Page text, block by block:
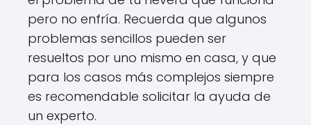
pero no enfría. Recuerda que algunos
problemas sencillos pueden ser
resueltos por uno mismo en casa, y que
para los casos más complejos siempre
es recomendable solicitar la ayuda de
un experto.